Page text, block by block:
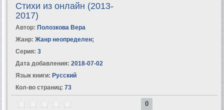
Стихи из онлайн (2013-
2017)
Автор: Полозкова Вера
Жанр: Жанр неопределен;
Серия: 3
Дата добавления: 2018-07-02
Язык книги: Русский
Кол-во страниц: 73
0